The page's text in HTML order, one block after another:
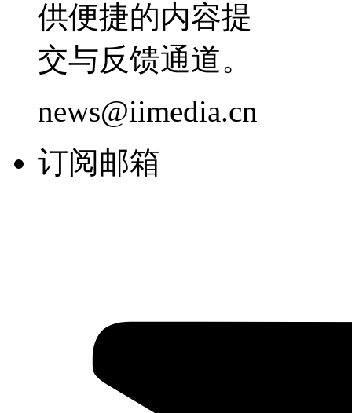
供便捷的内容提
交与反馈通道。
news@iimedia.cn
订阅邮箱